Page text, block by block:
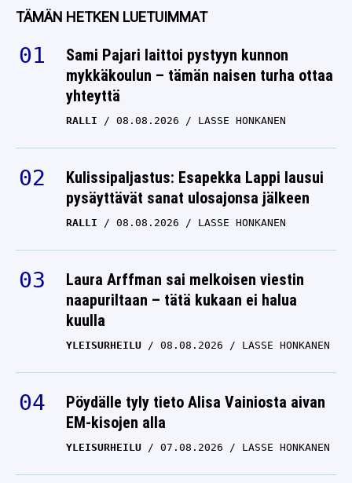
TÄMÄN HETKEN LUETUIMMAT
Sami Pajari laittoi pystyyn kunnon
mykkäkoulun – tämän naisen turha ottaa
yhteyttä
RALLI 08.08.2026 LASSE HONKANEN
Kulissipaljastus: Esapekka Lappi lausui
pysäyttävät sanat ulosajonsa jälkeen
RALLI 08.08.2026 LASSE HONKANEN
Laura Arffman sai melkoisen viestin
naapuriltaan – tätä kukaan ei halua
kuulla
YLEISURHEILU 08.08.2026 LASSE HONKANEN
Pöydälle tyly tieto Alisa Vainiosta aivan
EM-kisojen alla
YLEISURHEILU 07.08.2026 LASSE HONKANEN